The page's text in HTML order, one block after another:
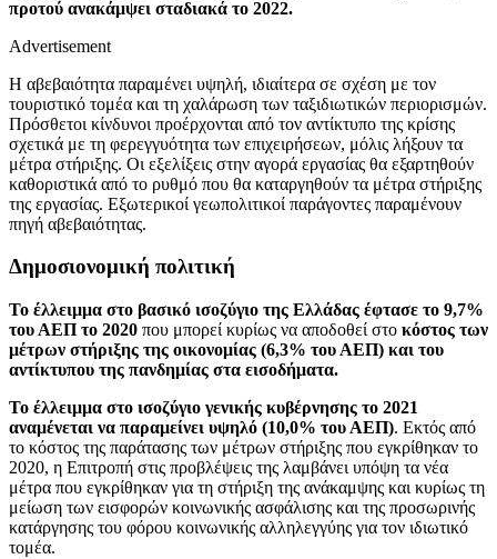
προτού ανακάμψει σταδιακά το 2022.
Advertisement
Η αβεβαιότητα παραμένει υψηλή, ιδιαίτερα σε σχέση με τον
τουριστικό τομέα και τη χαλάρωση των ταξιδιωτικών περιορισμών.
Πρόσθετοι κίνδυνοι προέρχονται από τον αντίκτυπο της κρίσης
σχετικά με τη φερεγγυότητα των επιχειρήσεων, μόλις λήξουν τα
μέτρα στήριξης. Οι εξελίξεις στην αγορά εργασίας θα εξαρτηθούν
καθοριστικά από το ρυθμό που θα καταργηθούν τα μέτρα στήριξης
της εργασίας. Εξωτερικοί γεωπολιτικοί παράγοντες παραμένουν
πηγή αβεβαιότητας.
Δημοσιονομική πολιτική
Το έλλειμμα στο βασικό ισοζύγιο της Ελλάδας έφτασε το 9,7%
του ΑΕΠ το 2020 που μπορεί κυρίως να αποδοθεί στο κόστος των
μέτρων στήριξης της οικονομίας (6,3% του ΑΕΠ) και του
αντίκτυπου της πανδημίας στα εισοδήματα.
Το έλλειμμα στο ισοζύγιο γενικής κυβέρνησης το 2021
αναμένεται να παραμείνει υψηλό (10,0% του ΑΕΠ). Εκτός από
το κόστος της παράτασης των μέτρων στήριξης που εγκρίθηκαν το
2020, η Επιτροπή στις προβλέψεις της λαμβάνει υπόψη τα νέα
μέτρα που εγκρίθηκαν για τη στήριξη της ανάκαμψης και κυρίως τη
μείωση των εισφορών κοινωνικής ασφάλισης και της προσωρινής
κατάργησης του φόρου κοινωνικής αλληλεγγύης για τον ιδιωτικό
τομέα.